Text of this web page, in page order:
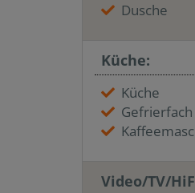
Dusche
Küche:
Küche
Video/TV/